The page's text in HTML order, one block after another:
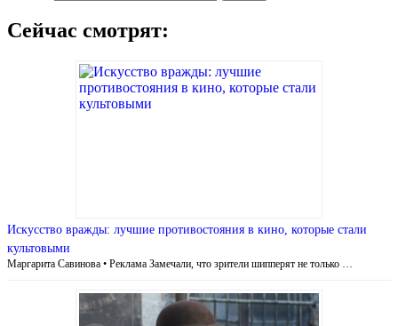
Сейчас смотрят:
Искусство вражды: лучшие противостояния в кино, которые стали
культовыми
Маргарита Савинова • Реклама Замечали, что зрители шипперят не только …